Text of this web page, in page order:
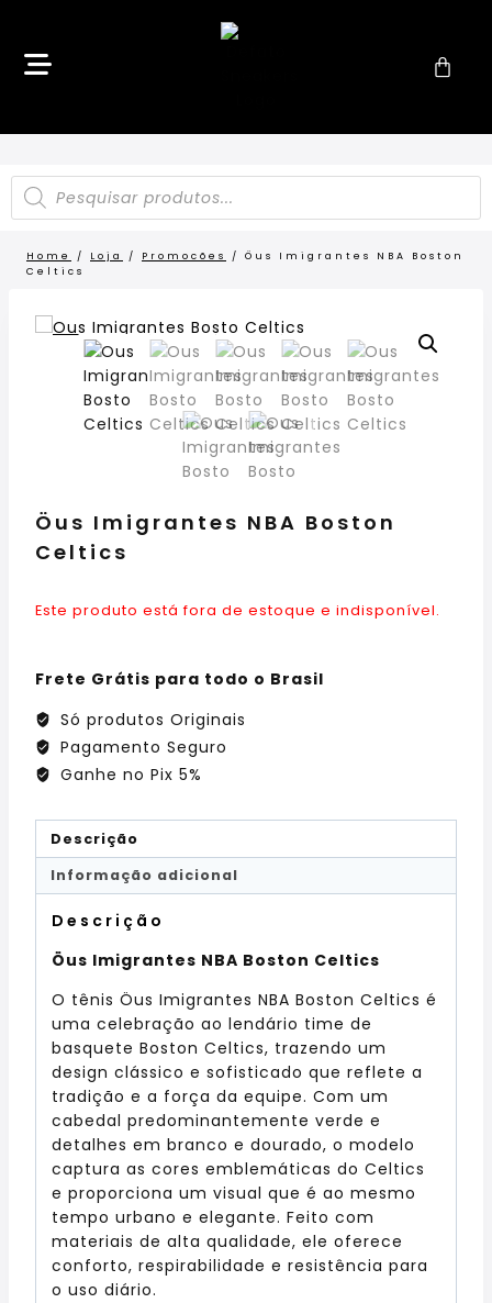
Home / Loja / Promocões /
Öus Imigrantes NBA Boston
Celtics
Öus Imigrantes NBA Boston
Celtics
Este produto está fora de estoque e indisponível.
Frete Grátis para todo o Brasil
Só produtos Originais
Pagamento Seguro
Ganhe no Pix 5%
Descrição
Informação adicional
Descrição
Öus Imigrantes NBA Boston Celtics
O tênis Öus Imigrantes NBA Boston Celtics é
uma celebração ao lendário time de
basquete Boston Celtics, trazendo um
design clássico e sofisticado que reflete a
tradição e a força da equipe. Com um
cabedal predominantemente verde e
detalhes em branco e dourado, o modelo
captura as cores emblemáticas do Celtics
e proporciona um visual que é ao mesmo
tempo urbano e elegante. Feito com
materiais de alta qualidade, ele oferece
conforto, respirabilidade e resistência para
o uso diário.